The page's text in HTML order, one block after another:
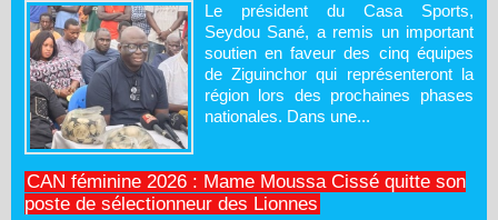
Le président du Casa Sports,
Seydou Sané, a remis un important
soutien en faveur des cinq équipes
de Ziguinchor qui représenteront la
région lors des prochaines phases
nationales. Dans une...
CAN féminine 2026 : Mame Moussa Cissé quitte son
poste de sélectionneur des Lionnes